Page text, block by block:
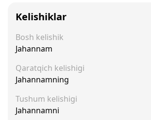
Kelishiklar
Bosh kelishik
Jahannam
Qaratqich kelishigi
Jahannamning
Tushum kelishigi
Jahannamni